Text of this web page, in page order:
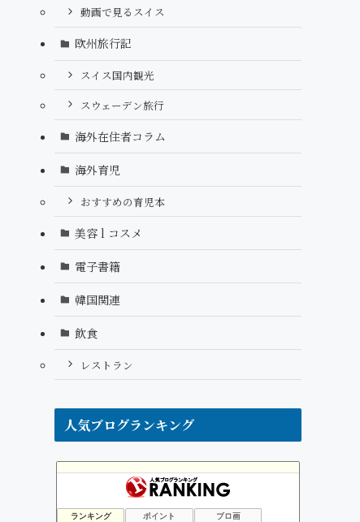
動画で見るスイス
欧州旅行記
スイス国内観光
スウェーデン旅行
海外在住者コラム
海外育児
おすすめの育児本
美容 l コスメ
電子書籍
韓国関連
飲食
レストラン
人気ブログランキング
ランキング ポイント ブロ画